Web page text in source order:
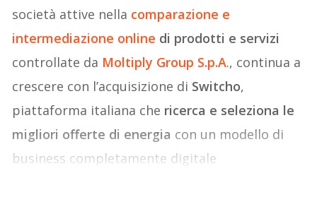
società attive nella comparazione e
intermediazione online di prodotti e servizi
controllate da Moltiply Group S.p.A., continua a
crescere con l’acquisizione di Switcho,
piattaforma italiana che ricerca e seleziona le
migliori offerte di energia con un modello di
business completamente digitale